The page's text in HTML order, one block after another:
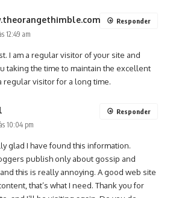
12:49 am
I am a regular visitor of your site and
taking the time to maintain the excellent
regular visitor for a long time.
Responder
10:04 pm
glad I have found this information.
publish only about gossip and
this is really annoying. A good web site
that’s what I need. Thank you for
Responder